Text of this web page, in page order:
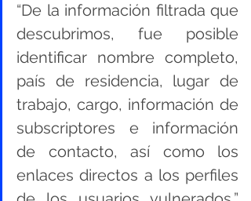
“De la información filtrada que
descubrimos, fue posible
identificar nombre completo,
país de residencia, lugar de
trabajo, cargo, información de
subscriptores e información
de contacto, así como los
enlaces directos a los perfiles